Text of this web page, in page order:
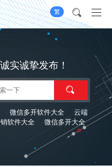
繁
实诚挚发布！
微信多开软件大全
云端
软件大全
微信多开大全
云端转发秒抢